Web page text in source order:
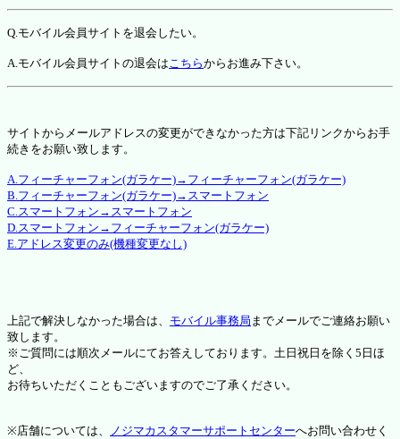
Q.モバイル会員サイトを退会したい。
A.モバイル会員サイトの退会はこちらからお進み下さい。
サイトからメールアドレスの変更ができなかった方は下記リンクからお手
続きをお願い致します。
A.フィーチャーフォン(ガラケー)→フィーチャーフォン(ガラケー)
B.フィーチャーフォン(ガラケー)→スマートフォン
C.スマートフォン→スマートフォン
D.スマートフォン→フィーチャーフォン(ガラケー)
E.アドレス変更のみ(機種変更なし)
上記で解決しなかった場合は、 モバイル事務局 までメールでご連絡お願い
致します。
※ご質問には順次メールにてお答えしております。土日祝日を除く5日ほ
ど、
お待ちいただくこともございますのでご了承ください。
※店舗については、 ノジマカスタマーサポートセンターへお問い合わせく